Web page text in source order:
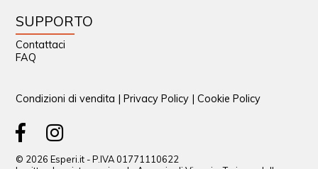
SUPPORTO
Contattaci
FAQ
Condizioni di vendita |Privacy Policy |Cookie Policy
© 2026 Esperi.it - P.IVA 01771110622